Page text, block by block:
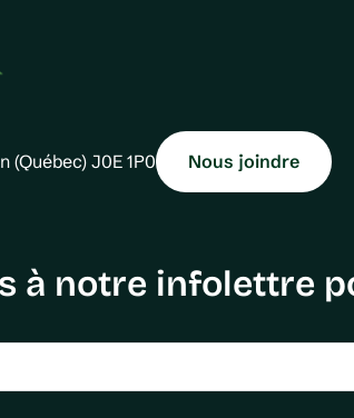
(Québec) J0E 1P0 Nous joindre
à notre infolettre